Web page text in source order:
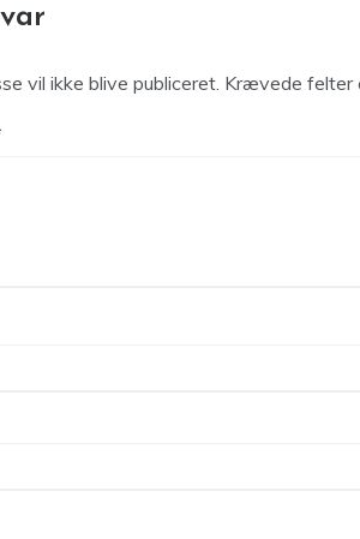
vil ikke blive publiceret. Krævede felter